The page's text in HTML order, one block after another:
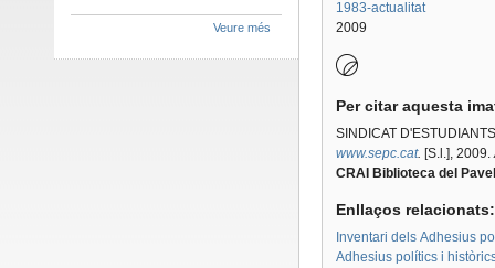
1983-actualitat
2009
Per citar aquesta
SINDICAT
www.sepc.cat. [S.l.], 2009.
CRAI Biblioteca del
Enllaços
Inventari dels Adhesius
Adhesius polítics i
Veure més